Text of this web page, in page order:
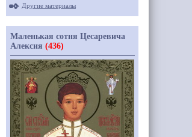
Другие материалы
Маленькая сотня Цесаревича
Алексия (436)